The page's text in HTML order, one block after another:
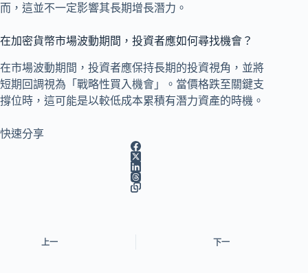
而，這並不一定影響其長期增長潛力。
在加密貨幣市場波動期間，投資者應如何尋找機會？
在市場波動期間，投資者應保持長期的投資視角，並將
短期回調視為「戰略性買入機會」。當價格跌至關鍵支
撐位時，這可能是以較低成本累積有潛力資產的時機。
快速分享
上一 下一